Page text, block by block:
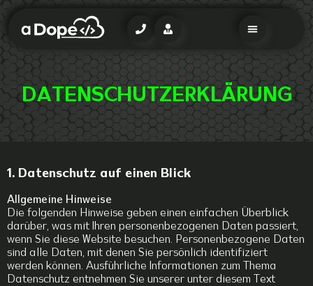
DATENSCHUTZERKLÄRUNG
1. Datenschutz auf einen Blick
Allgemeine Hinweise
Die folgenden Hinweise geben einen einfachen Überblick
darüber, was mit Ihren personenbezogenen Daten passiert,
wenn Sie diese Website besuchen. Personenbezogene Daten
sind alle Daten, mit denen Sie persönlich identifiziert
werden können. Ausführliche Informationen zum Thema
Datenschutz entnehmen Sie unserer unter diesem Text